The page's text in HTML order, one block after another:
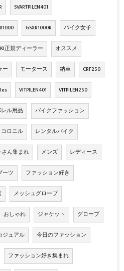
SVARTPILEN401
GSXR1000R バイク女子
正規ディーラー オススメ
ー モータース 納車 CRF250
VITPILEN401 VITPILEN250
ル用品 バイクファッション
コロニル レンタルバイク
ん集まれ メンズ レディース
ーツ ファッション好き
メッシュグローブ
おしゃれ ジャケット グローブ
ジュアル 今日のファッション
ファッション好き集まれ